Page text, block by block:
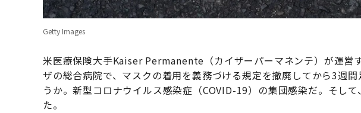
Getty Images
米医療保険大手Kaiser Permanente（カイザーパーマネンテ）が運営
ザの総合病院で、マスクの着用を義務づける規定を撤廃してから3週
うか。新型コロナウイルス感染症（COVID-19）の集団感染だ。そし
た。